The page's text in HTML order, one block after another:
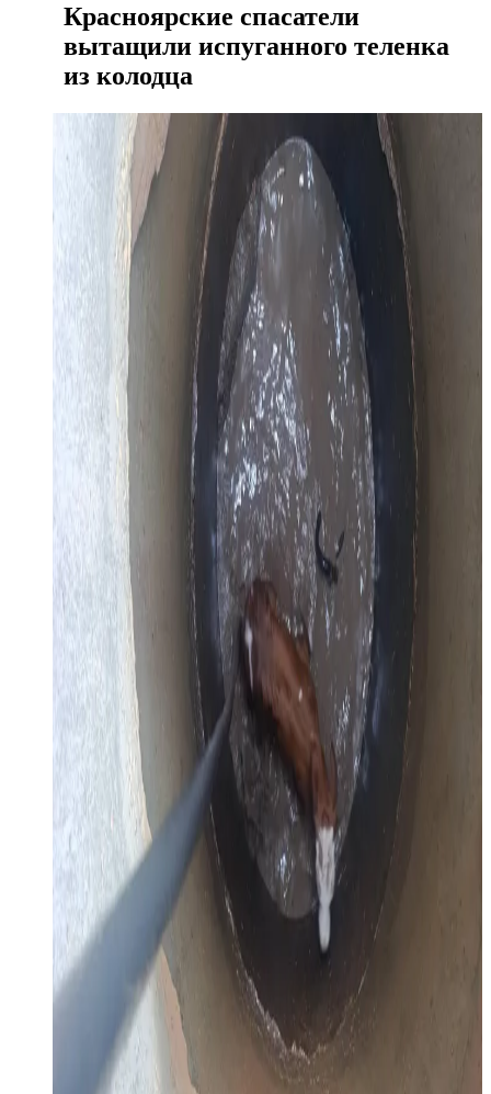
Красноярские спасатели
вытащили испуганного теленка
из колодца